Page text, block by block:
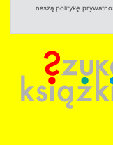
naszą politykę